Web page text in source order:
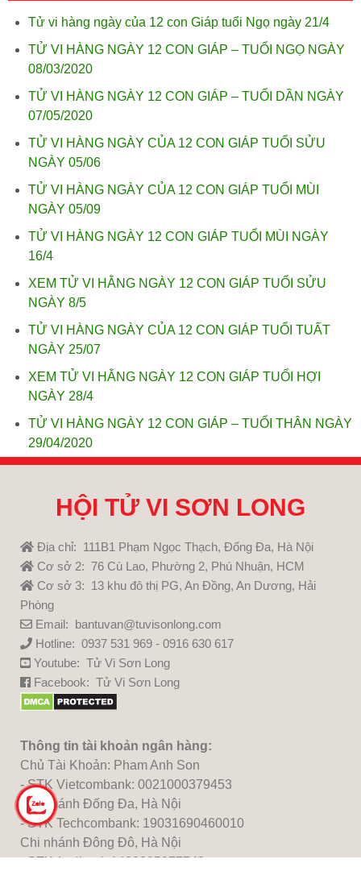
Tử vi hàng ngày của 12 con Giáp tuổi Ngọ ngày 21/4
TỬ VI HÀNG NGÀY 12 CON GIÁP – TUỔI NGỌ NGÀY
08/03/2020
TỬ VI HÀNG NGÀY 12 CON GIÁP – TUỔI DẦN NGÀY
07/05/2020
TỬ VI HÀNG NGÀY CỦA 12 CON GIÁP TUỔI SỬU
NGÀY 05/06
TỬ VI HÀNG NGÀY CỦA 12 CON GIÁP TUỔI MÙI
NGÀY 05/09
TỬ VI HÀNG NGÀY 12 CON GIÁP TUỔI MÙI NGÀY
16/4
XEM TỬ VI HẰNG NGÀY 12 CON GIÁP TUỔI SỬU
NGÀY 8/5
TỬ VI HÀNG NGÀY CỦA 12 CON GIÁP TUỔI TUẤT
NGÀY 25/07
XEM TỬ VI HẰNG NGÀY 12 CON GIÁP TUỔI HỢI
NGÀY 28/4
TỬ VI HÀNG NGÀY 12 CON GIÁP – TUỔI THÂN NGÀY
29/04/2020
HỘI TỬ VI SƠN LONG
Địa chỉ: 111B1 Phạm Ngọc Thạch, Đống Đa, Hà Nội
Cơ sở 2: 76 Cù Lao, Phường 2, Phú Nhuận, HCM
Cơ sở 3: 13 khu đô thị PG, An Đồng, An Dương, Hải
Phòng
Email: bantuvan@tuvisonlong.com
Hotline: 0937 531 969 - 0916 630 617
Youtube: Tử Vi Sơn Long
Facebook: Tử Vi Sơn Long
Thông tin tài khoản ngân hàng:
Chủ Tài Khoản: Pham Anh Son
- STK Vietcombank: 0021000379453
Chi nhánh Đống Đa, Hà Nội
- STK Techcombank: 19031690460010
Chi nhánh Đông Đô, Hà Nội
- STK Agribank:1483205277740